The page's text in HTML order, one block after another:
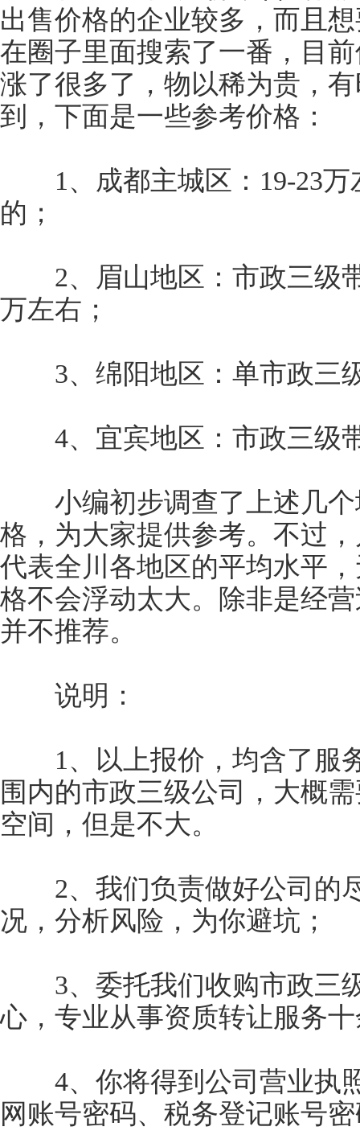
出售价格的企业较多，而且
在圈子里面搜索了一番，目
涨了很多了，物以稀为贵，
到，下面是一些参考价格：
1、成都主城区：19-23万
的；
2、眉山地区：市政三级
万左右；
3、绵阳地区：单市政三
4、宜宾地区：市政三级
小编初步调查了上述几个
格，为大家提供参考。不过
代表全川各地区的平均水平
格不会浮动太大。除非是经
并不推荐。
说明：
1、以上报价，均含了服
围内的市政三级公司，大概
空间，但是不大。
2、我们负责做好公司的
况，分析风险，为你避坑；
3、委托我们收购市政三
心，专业从事资质转让服务
4、你将得到公司营业执
网账号密码、税务登记账号